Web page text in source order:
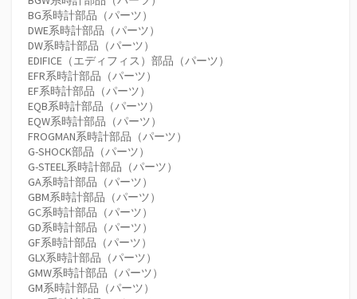
BG系時計部品（パーツ）
DWE系時計部品（パーツ）
DW系時計部品（パーツ）
EDIFICE（エディフィス）部品（パーツ）
EFR系時計部品（パーツ）
EF系時計部品（パーツ）
EQB系時計部品（パーツ）
EQW系時計部品（パーツ）
FROGMAN系時計部品（パーツ）
G-SHOCK部品（パーツ）
G-STEEL系時計部品（パーツ）
GA系時計部品（パーツ）
GBM系時計部品（パーツ）
GC系時計部品（パーツ）
GD系時計部品（パーツ）
GF系時計部品（パーツ）
GLX系時計部品（パーツ）
GMW系時計部品（パーツ）
GM系時計部品（パーツ）